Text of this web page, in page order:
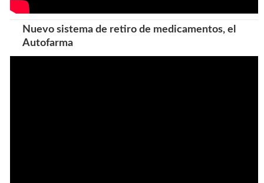
Nuevo sistema de retiro de medicamentos, el
Autofarma